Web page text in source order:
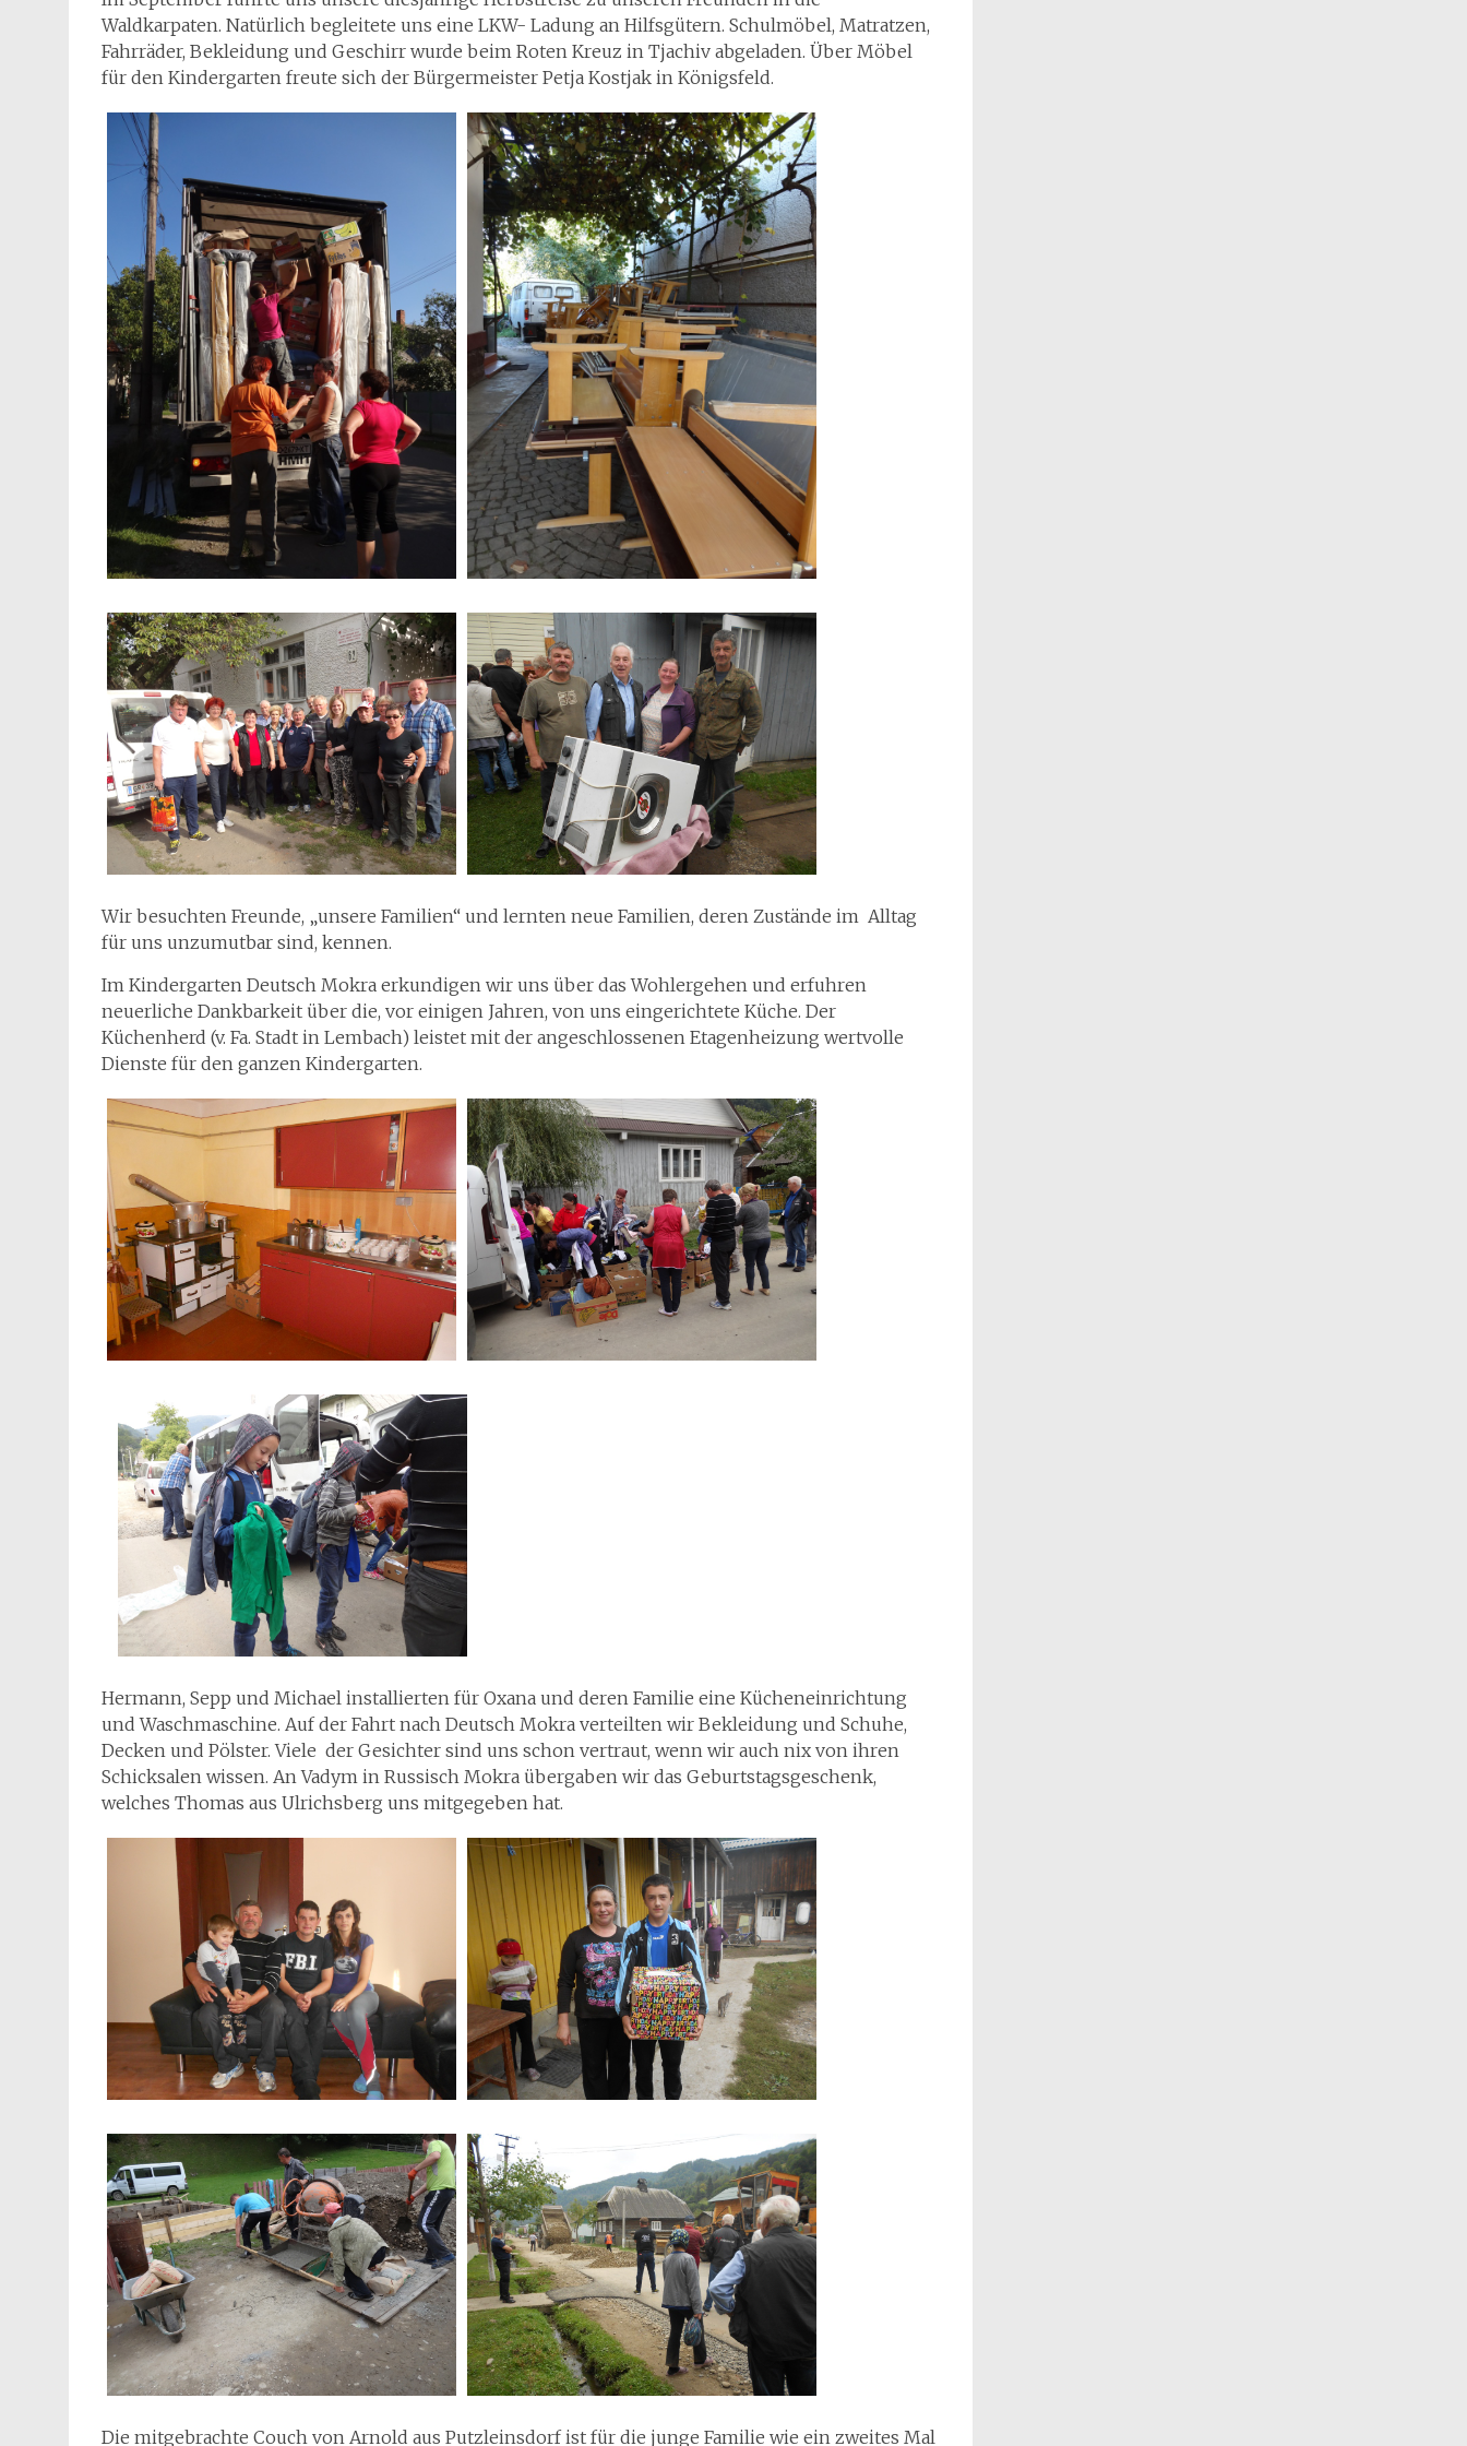
Waldkarpaten. Natürlich begleitete uns eine LKW- Ladung an Hilfsgütern. Schulmöbel, Matratzen,
Fahrräder, Bekleidung und Geschirr wurde beim Roten Kreuz in Tjachiv abgeladen. Über Möbel
für den Kindergarten freute sich der Bürgermeister Petja Kostjak in Königsfeld.
Wir besuchten Freunde, „unsere Familien“ und lernten neue Familien, deren Zustände im Alltag
für uns unzumutbar sind, kennen.
Im Kindergarten Deutsch Mokra erkundigen wir uns über das Wohlergehen und erfuhren
neuerliche Dankbarkeit über die, vor einigen Jahren, von uns eingerichtete Küche. Der
Küchenherd (v. Fa. Stadt in Lembach) leistet mit der angeschlossenen Etagenheizung wertvolle
Dienste für den ganzen Kindergarten.
Hermann, Sepp und Michael installierten für Oxana und deren Familie eine Kücheneinrichtung
und Waschmaschine. Auf der Fahrt nach Deutsch Mokra verteilten wir Bekleidung und Schuhe,
Decken und Pölster. Viele der Gesichter sind uns schon vertraut, wenn wir auch nix von ihren
Schicksalen wissen. An Vadym in Russisch Mokra übergaben wir das Geburtstagsgeschenk,
welches Thomas aus Ulrichsberg uns mitgegeben hat.
Die mitgebrachte Couch von Arnold aus Putzleinsdorf ist für die junge Familie wie ein zweites Mal